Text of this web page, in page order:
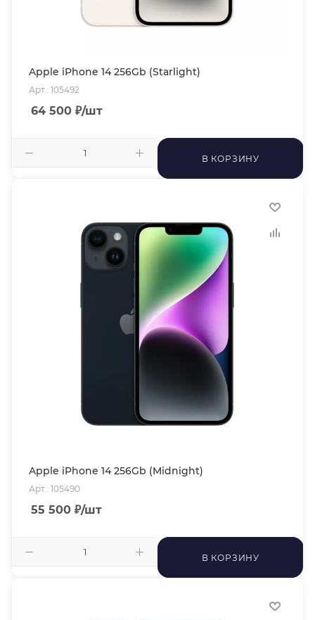
Apple iPhone 14 256Gb (Starlight)
Арт.: 105492
64 500 ₽/шт
В КОРЗИНУ
Apple iPhone 14 256Gb (Midnight)
Арт.: 105490
55 500 ₽/шт
В КОРЗИНУ